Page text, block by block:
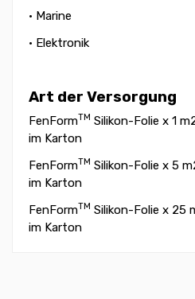
• Marine
• Elektronik
Art der Versorgung
FenFormTM Silikon-Folie x 1
im Karton
FenFormTM Silikon-Folie x 5
im Karton
FenFormTM Silikon-Folie x 25
im Karton